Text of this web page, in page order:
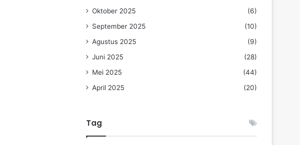
Oktober 2025
(6)
September 2025
(10)
Agustus 2025
(9)
Juni 2025
(28)
Mei 2025
(44)
April 2025
(20)
Tag